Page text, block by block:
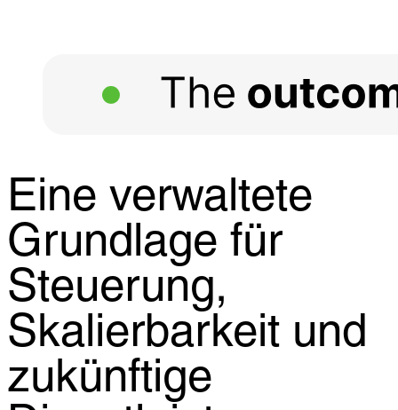
Eine verwaltete
Grundlage für
Steuerung,
Skalierbarkeit und
zukünftige